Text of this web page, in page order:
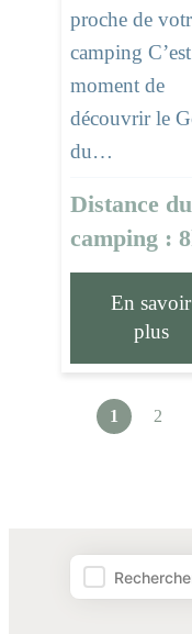
proche de
camping
moment de
découvrir le
du…
Distance du
camping :
En savoir
plus
1 2